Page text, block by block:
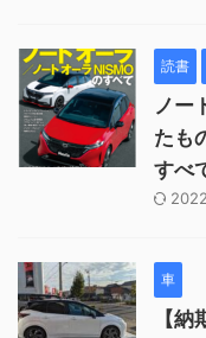
読書
ノー
たも
すべ
車
【